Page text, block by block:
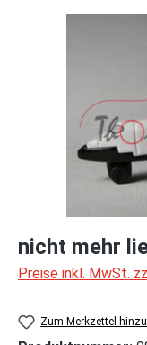
nicht mehr
Preise inkl. MwSt.
Zum Merkzettel